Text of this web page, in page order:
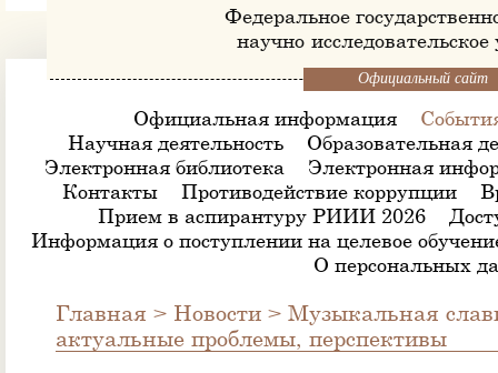
Федеральное
научно-
Официальный сайт
Официальная информация
Научная деятельность
Образовательная
Электронная библиотека
Электронная
Контакты
Противодействие коррупции
Прием в аспирантуру РИИИ 2026
Информация о поступлении на целевое
О персональных
Главная > Новости > Музыкальная
актуальные проблемы, перспективы